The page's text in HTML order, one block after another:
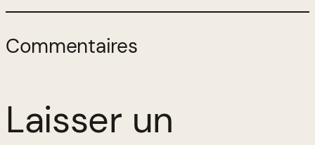
Commentaires
Laisser un